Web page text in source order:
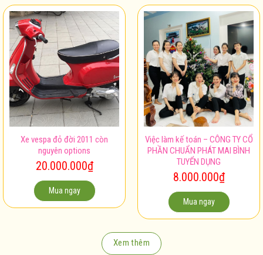
Xe vespa đỏ đời 2011 còn
nguyên options
20.000.000₫
Việc làm kế toán – CÔNG TY CỔ
PHẦN CHUẨN PHÁT MAI BÌNH
TUYỂN DỤNG
8.000.000₫